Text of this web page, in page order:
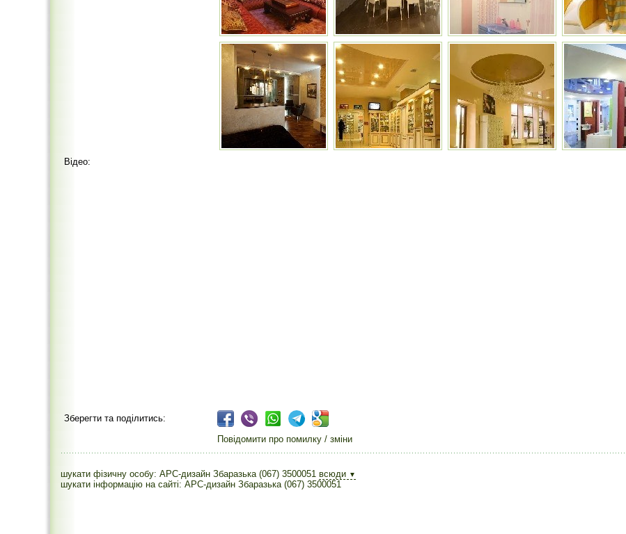
Відео:
Зберегти та поділитись:
Повідомити про помилку / зміни
шукати фізичну особу: АРС-дизайн Збаразька (067) 3500051 всюди ▼
шукати інформацію на сайті: АРС-дизайн Збаразька (067) 3500051